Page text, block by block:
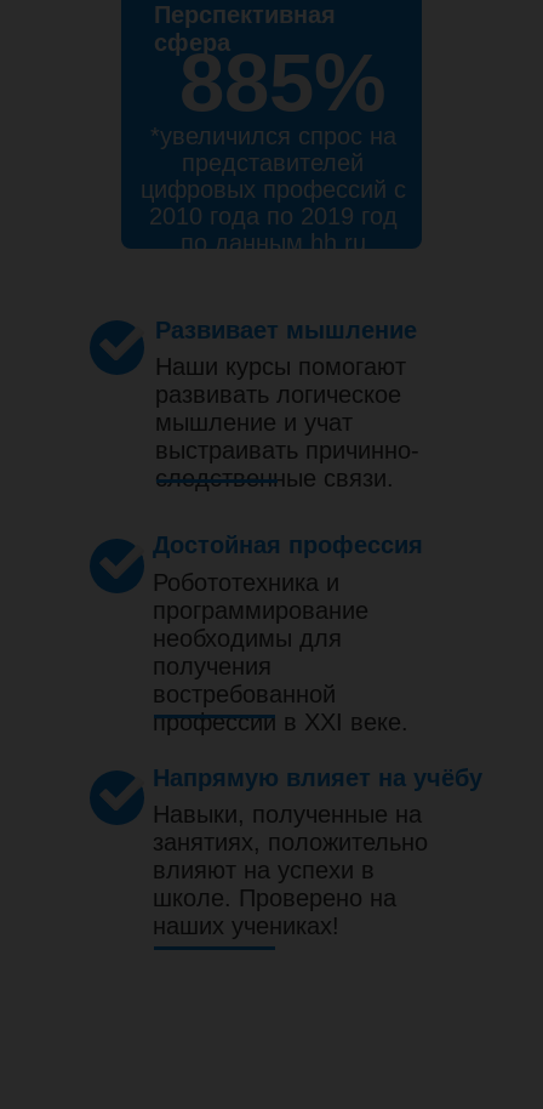
Перспективная
сфера
885%
*увеличился спрос на
представителей
цифровых профессий с
2010 года по 2019 год
по данным hh.ru
Развивает мышление
Наши курсы помогают
развивать логическое
мышление и учат
выстраивать причинно-
следственные связи.
Достойная профессия
Робототехника и
программирование
необходимы для
получения
востребованной
профессии в XXI веке.
Напрямую влияет на учёбу
Навыки, полученные на
занятиях, положительно
влияют на успехи в
школе. Проверено на
наших учениках!